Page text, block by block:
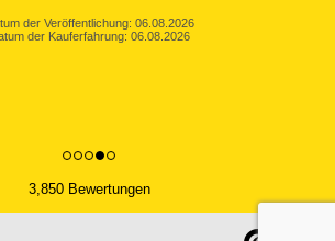
der Veröffentlichung: 06.08.2026
der Kauferfahrung: 06.08.2026
3,850 Bewertungen